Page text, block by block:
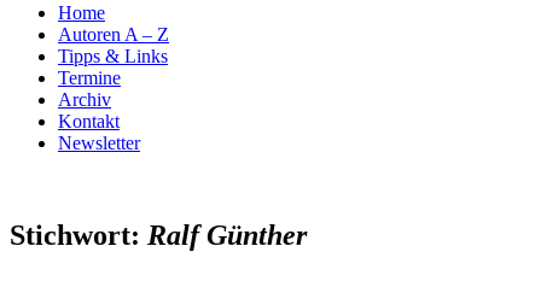
Home
Autoren A – Z
Tipps & Links
Termine
Archiv
Kontakt
Newsletter
Stichwort: Ralf Günther